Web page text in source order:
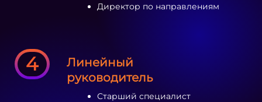
4
Линейный
руководитель
Старший специалист
Директор по направлениям